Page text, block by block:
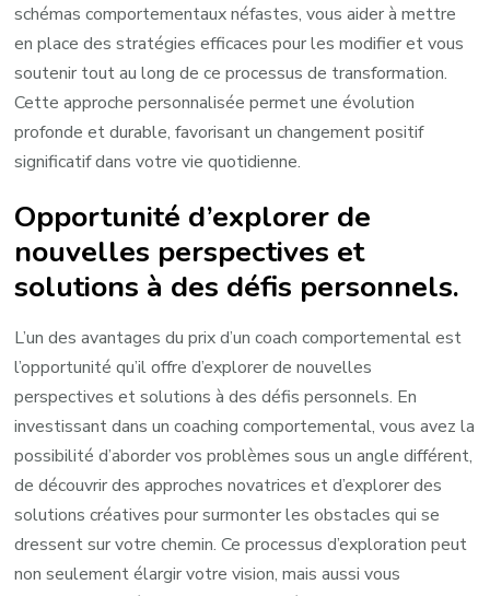
schémas comportementaux néfastes, vous aider à mettre
en place des stratégies efficaces pour les modifier et vous
soutenir tout au long de ce processus de transformation.
Cette approche personnalisée permet une évolution
profonde et durable, favorisant un changement positif
significatif dans votre vie quotidienne.
Opportunité d’explorer de
nouvelles perspectives et
solutions à des défis personnels.
L’un des avantages du prix d’un coach comportemental est
l’opportunité qu’il offre d’explorer de nouvelles
perspectives et solutions à des défis personnels. En
investissant dans un coaching comportemental, vous avez la
possibilité d’aborder vos problèmes sous un angle différent,
de découvrir des approches novatrices et d’explorer des
solutions créatives pour surmonter les obstacles qui se
dressent sur votre chemin. Ce processus d’exploration peut
non seulement élargir votre vision, mais aussi vous